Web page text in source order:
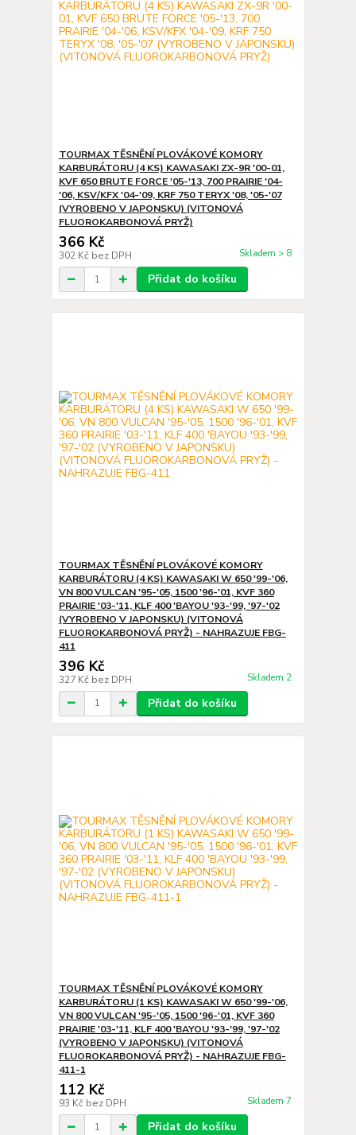
TOURMAX TĚSNĚNÍ PLOVÁKOVÉ KOMORY
KARBURÁTORU (4 KS) KAWASAKI ZX-9R '00-01,
KVF 650 BRUTE FORCE '05-'13, 700 PRAIRIE '04-
'06, KSV/KFX '04-'09, KRF 750 TERYX '08, '05-'07
(VYROBENO V JAPONSKU) (VITONOVÁ
FLUOROKARBONOVÁ PRYŽ)
366 Kč
302 Kč bez DPH Skladem > 8
Přidat do košíku
TOURMAX TĚSNĚNÍ PLOVÁKOVÉ KOMORY
KARBURÁTORU (4 KS) KAWASAKI W 650 '99-'06,
VN 800 VULCAN '95-'05, 1500 '96-'01, KVF 360
PRAIRIE '03-'11, KLF 400 'BAYOU '93-'99, '97-'02
(VYROBENO V JAPONSKU) (VITONOVÁ
FLUOROKARBONOVÁ PRYŽ) - NAHRAZUJE FBG-
411
396 Kč
327 Kč bez DPH Skladem 2
Přidat do košíku
TOURMAX TĚSNĚNÍ PLOVÁKOVÉ KOMORY
KARBURÁTORU (1 KS) KAWASAKI W 650 '99-'06,
VN 800 VULCAN '95-'05, 1500 '96-'01, KVF 360
PRAIRIE '03-'11, KLF 400 'BAYOU '93-'99, '97-'02
(VYROBENO V JAPONSKU) (VITONOVÁ
FLUOROKARBONOVÁ PRYŽ) - NAHRAZUJE FBG-
411-1
112 Kč
93 Kč bez DPH Skladem 7
Přidat do košíku